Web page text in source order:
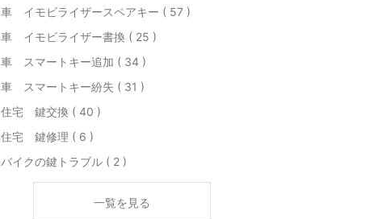
車 イモビライザースペアキー ( 57 )
車 イモビライザー書換 ( 25 )
車 スマートキー追加 ( 34 )
車 スマートキー紛失 ( 31 )
住宅 鍵交換 ( 40 )
住宅 鍵修理 ( 6 )
バイクの鍵トラブル ( 2 )
一覧を見る